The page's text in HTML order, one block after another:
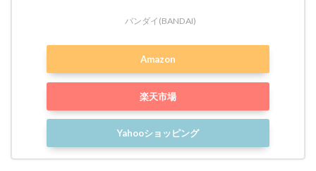
バンダイ(BANDAI)
Amazon
楽天市場
Yahooショッピング